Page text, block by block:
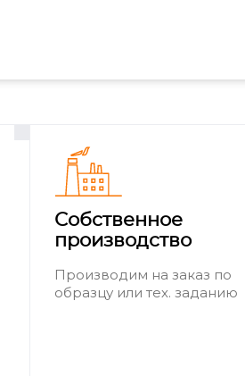
Собственное
производство
Производим на заказ по
образцу или тех. заданию